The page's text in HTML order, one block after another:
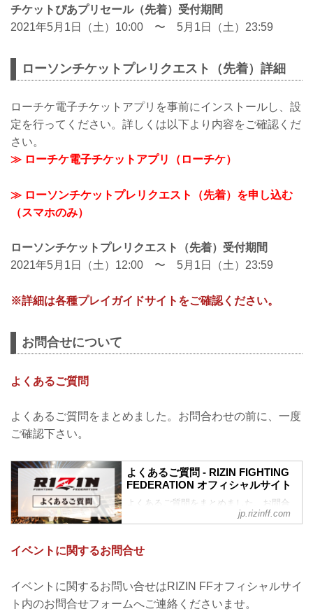
チケットぴあプリセール（先着）受付期間
2021年5月1日（土）10:00 〜 5月1日（土）23:59
ローソンチケットプレリクエスト（先着）詳細
ローチケ電子チケットアプリを事前にインストールし、設
定を行ってください。詳しくは以下より内容をご確認くだ
さい。
≫ ローチケ電子チケットアプリ（ローチケ）
≫ ローソンチケットプレリクエスト（先着）を申し込む
（スマホのみ）
ローソンチケットプレリクエスト（先着）受付期間
2021年5月1日（土）12:00 〜 5月1日（土）23:59
※詳細は各種プレイガイドサイトをご確認ください。
お問合せについて
よくあるご質問
よくあるご質問をまとめました。お問合わせの前に、一度
ご確認下さい。
よくあるご質問 - RIZIN FIGHTING
FEDERATION オフィシャルサイト
よくあるご質問をまとめました。お問合
わせの前に、一度ご確認下さい。
Q1. より良い席で観戦したいのですが、
どの先行でチケットを買うと一番良い席
A. ①ファンクラブ先行（超強者→強者）
→ ②先行販売（オフィシャルサイト先
行・番組・チラシ等 順不同）→ ③プレイ
jp.rizinff.com
イベントに関するお問合せ
イベントに関するお問い合せはRIZIN FFオフィシャルサイ
ト内のお問合せフォームへご連絡くださいませ。